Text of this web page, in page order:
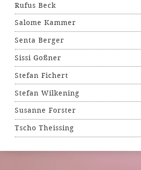
Rufus Beck
Salome Kammer
Senta Berger
Sissi Goßner
Stefan Fichert
Stefan Wilkening
Susanne Forster
Tscho Theissing